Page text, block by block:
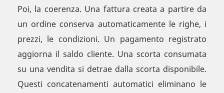
Poi, la coerenza. Una fattura creata a partire da
un ordine conserva automaticamente le righe, i
prezzi, le condizioni. Un pagamento registrato
aggiorna il saldo cliente. Una scorta consumata
su una vendita si detrae dalla scorta disponibile.
Questi concatenamenti automatici eliminano le